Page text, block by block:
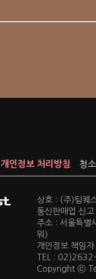
개인정보 처리방침 청
상호 : (주)팀퀘
통신판매업 신
주소 : 서울특
워)
개인정보 책
TEL :
Copyright ⓒ